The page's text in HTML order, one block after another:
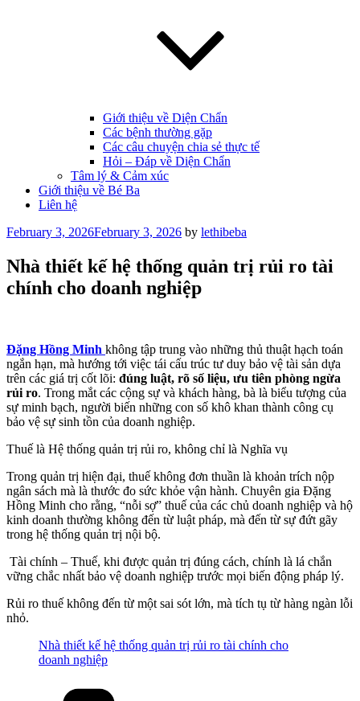
Giới thiệu về Diện Chẩn
Các bệnh thường gặp
Các câu chuyện chia sẻ thực tế
Hỏi – Đáp về Diện Chẩn
Tâm lý & Cảm xúc
Giới thiệu về Bé Ba
Liên hệ
Posted
February 3, 2026February 3, 2026 by lethibeba
Nhà thiết kế hệ thống quản trị rủi ro tài
chính cho doanh nghiệp
Đặng Hồng Minh không tập trung vào những thủ thuật hạch toán
ngắn hạn, mà hướng tới việc tái cấu trúc tư duy bảo vệ tài sản dựa
trên các giá trị cốt lõi: đúng luật, rõ số liệu, ưu tiên phòng ngừa
rủi ro. Trong mắt các cộng sự và khách hàng, bà là biểu tượng của
sự minh bạch, người biến những con số khô khan thành công cụ
bảo vệ sự sinh tồn của doanh nghiệp.
Thuế là Hệ thống quản trị rủi ro, không chỉ là Nghĩa vụ
Trong quản trị hiện đại, thuế không đơn thuần là khoản trích nộp
ngân sách mà là thước đo sức khỏe vận hành. Chuyên gia Đặng
Hồng Minh cho rằng, “nỗi sợ” thuế của các chủ doanh nghiệp và hộ
kinh doanh thường không đến từ luật pháp, mà đến từ sự đứt gãy
trong hệ thống quản trị nội bộ.
Tài chính – Thuế, khi được quản trị đúng cách, chính là lá chắn
vững chắc nhất bảo vệ doanh nghiệp trước mọi biến động pháp lý.
Rủi ro thuế không đến từ một sai sót lớn, mà tích tụ từ hàng ngàn lỗi
nhỏ.
Nhà thiết kế hệ thống quản trị rủi ro tài chính cho
doanh nghiệp